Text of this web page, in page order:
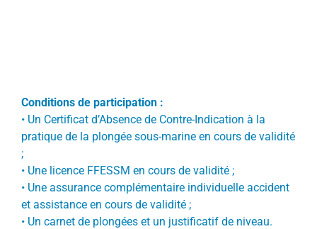
Conditions de participation :
• Un Certificat d’Absence de Contre-Indication à la
pratique de la plongée sous-marine en cours de validité
;
• Une licence FFESSM en cours de validité ;
• Une assurance complémentaire individuelle accident
et assistance en cours de validité ;
• Un carnet de plongées et un justificatif de niveau.